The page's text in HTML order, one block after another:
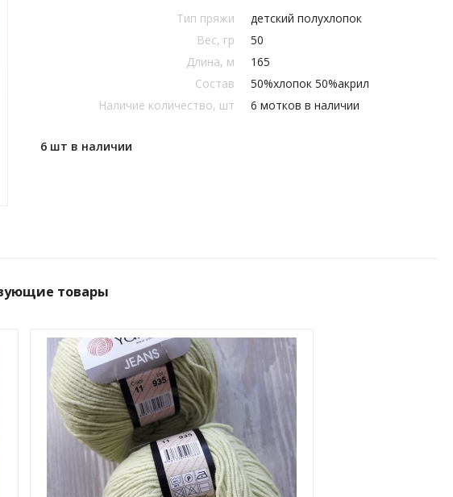
Тип пряжи
детский полухлопок
Вес, гр
50
Длина, м
165
Состав
50%хлопок 50%акрил
Наличие количество, шт
6 мотков в наличии
6 шт в наличии
товары